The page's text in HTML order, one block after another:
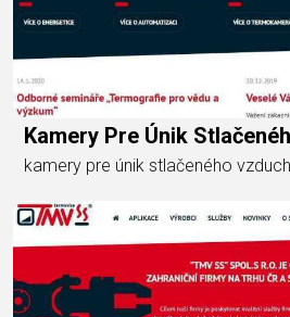
Kamery Pre Únik
kamery pre únik stlačeného